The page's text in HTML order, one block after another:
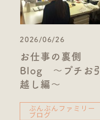
2026/06/26
お仕事の裏側
Blog ～プチお引
越し編～
ぶんぶんファミリー
ブログ